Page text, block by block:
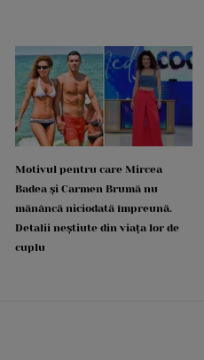
Motivul pentru care Mircea
Badea și Carmen Brumă nu
mănâncă niciodată împreună.
Detalii neștiute din viața lor de
cuplu